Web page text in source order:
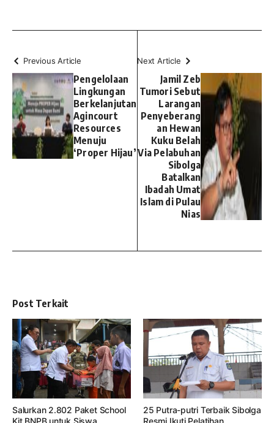
Previous Article
Pengelolaan
Lingkungan
Berkelanjutan
Agincourt
Resources
Menuju
‘Proper Hijau’
Next Article
Jamil Zeb
Tumori Sebut
Larangan
Penyeberang
an Hewan
Kuku Belah
Via Pelabuhan
Sibolga
Batalkan
Ibadah Umat
Islam di Pulau
Nias
Post Terkait
Salurkan 2.802 Paket School
Kit BNPB untuk Siswa
25 Putra-putri Terbaik Sibolga
Resmi Ikuti Pelatihan